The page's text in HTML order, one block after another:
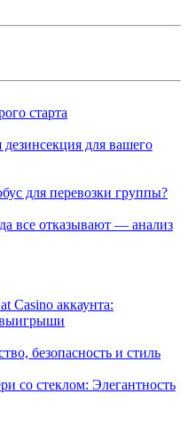
старта
для вашего
для перевозки группы?
все отказывают — анализ
Casino аккаунта:
выигрыши
безопасность и стиль
со стеклом: Элегантность